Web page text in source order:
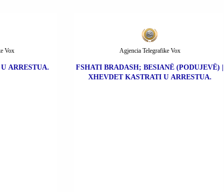
ARRESTUA.
Vox
FSHATI BRADASH; BESIANË (PODUJEVË) |
XHEVDET KASTRATI U ARRESTUA.
Agjencia Telegrafike Vox